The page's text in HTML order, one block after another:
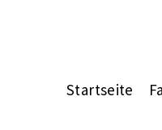
Startseite